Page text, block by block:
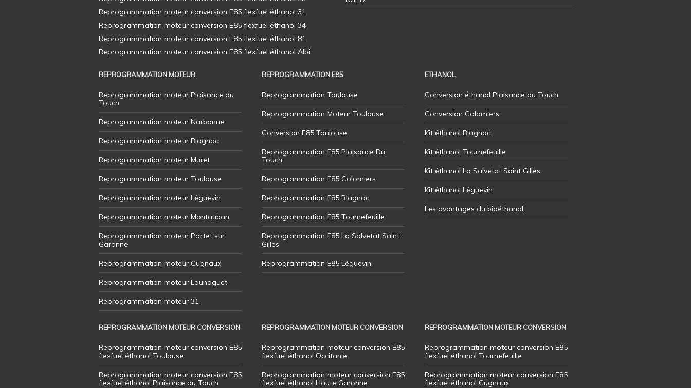
REPROGRAMMATION MOTEUR
Reprogrammation moteur Plaisance du
Touch
Reprogrammation moteur Narbonne
Reprogrammation moteur Blagnac
Reprogrammation moteur Muret
Reprogrammation moteur Toulouse
Reprogrammation moteur Léguevin
Reprogrammation moteur Montauban
Reprogrammation moteur Portet sur
Garonne
Reprogrammation moteur Cugnaux
Reprogrammation moteur Launaguet
Reprogrammation moteur 31
REPROGRAMMATION E85
Reprogrammation Toulouse
Reprogrammation Moteur Toulouse
Conversion E85 Toulouse
Reprogrammation E85 Plaisance Du
Touch
Reprogrammation E85 Colomiers
Reprogrammation E85 Blagnac
Reprogrammation E85 Tournefeuille
Reprogrammation E85 La Salvetat Saint
Gilles
Reprogrammation E85 Léguevin
ETHANOL
Conversion éthanol Plaisance du Touch
Conversion Colomiers
Kit éthanol Blagnac
Kit éthanol Tournefeuille
Kit éthanol La Salvetat Saint Gilles
Kit éthanol Léguevin
Les avantages du bioéthanol
REPROGRAMMATION MOTEUR CONVERSION
Reprogrammation moteur conversion E85
flexfuel éthanol Toulouse
Reprogrammation moteur conversion E85
flexfuel éthanol Plaisance du Touch
REPROGRAMMATION MOTEUR CONVERSION
Reprogrammation moteur conversion E85
flexfuel éthanol Occitanie
Reprogrammation moteur conversion E85
flexfuel éthanol Haute Garonne
REPROGRAMMATION MOTEUR CONVERSION
Reprogrammation moteur conversion E85
flexfuel éthanol Tournefeuille
Reprogrammation moteur conversion E85
flexfuel éthanol Cugnaux
Reprogrammation moteur conversion E85 flexfuel éthanol 31
Reprogrammation moteur conversion E85 flexfuel éthanol 34
Reprogrammation moteur conversion E85 flexfuel éthanol 81
Reprogrammation moteur conversion E85 flexfuel éthanol Albi